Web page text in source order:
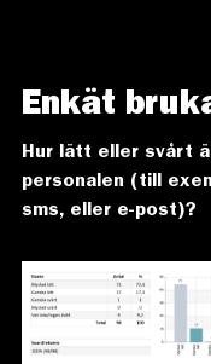
Enkät
Hur lätt eller svårt
personalen (till
sms, eller e-post)?